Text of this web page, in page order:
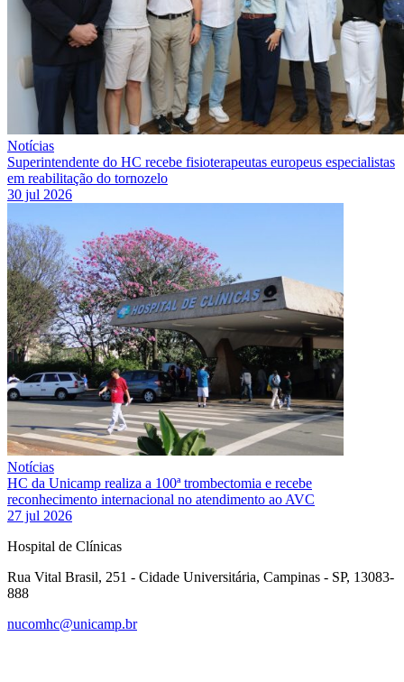
Notícias
Superintendente do HC recebe fisioterapeutas europeus especialistas
em reabilitação do tornozelo
30 jul 2026
Notícias
HC da Unicamp realiza a 100ª trombectomia e recebe
reconhecimento internacional no atendimento ao AVC
27 jul 2026
Hospital de Clínicas
Rua Vital Brasil, 251 - Cidade Universitária, Campinas - SP, 13083-
888
nucomhc@unicamp.br